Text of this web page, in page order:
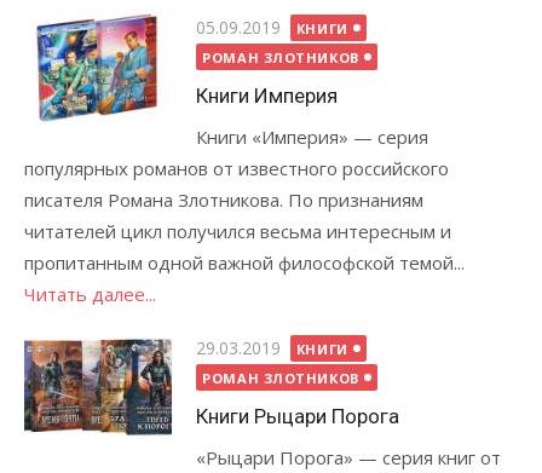
Опубликовано
05.09.2019
КНИГИ
РОМАН ЗЛОТНИКОВ
Книги Империя
Книги «Империя» — серия
популярных романов от известного российского
писателя Романа Злотникова. По признаниям
читателей цикл получился весьма интересным и
пропитанным одной важной философской темой...
Читать далее...
Опубликовано
29.03.2019
КНИГИ
РОМАН ЗЛОТНИКОВ
Книги Рыцари Порога
«Рыцари Порога» — серия книг от